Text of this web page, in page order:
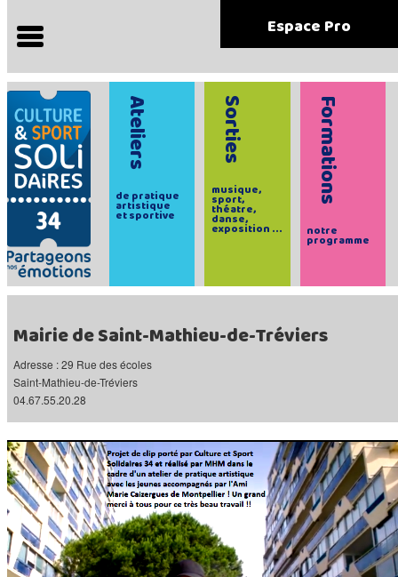
Espace Pro
Ateliers
de pratique
artistique
et sportive
Sorties
musique,
sport,
théatre,
danse,
exposition ...
Formations
notre
programme
Mairie de Saint-Mathieu-de-Tréviers
Adresse : 29 Rue des écoles
Saint-Mathieu-de-Tréviers
04.67.55.20.28